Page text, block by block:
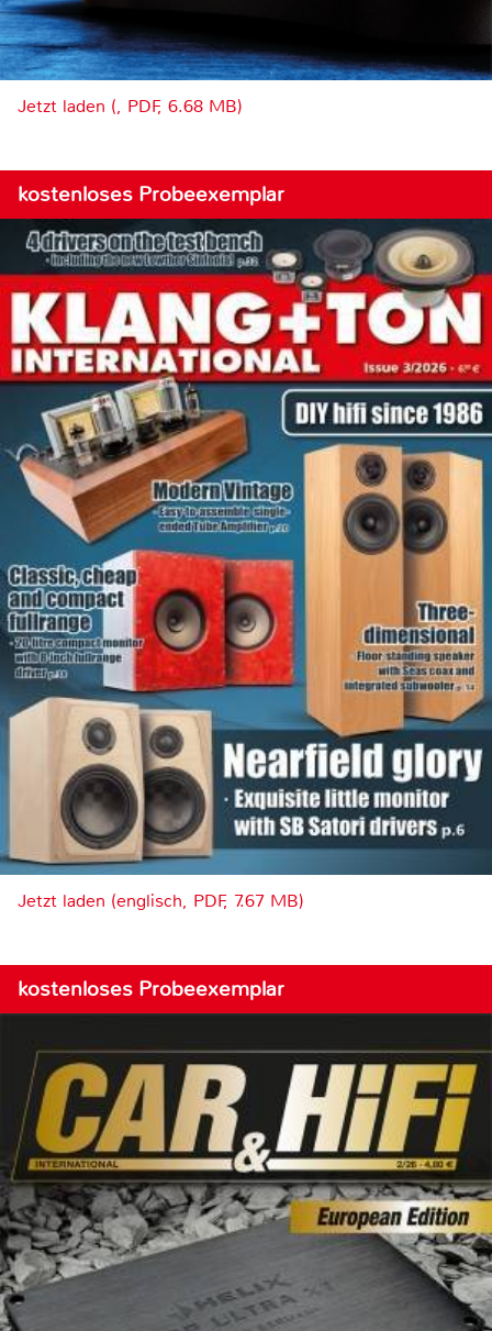
Jetzt laden (, PDF, 6.68 MB)
kostenloses Probeexemplar
Jetzt laden (englisch, PDF, 7.67 MB)
kostenloses Probeexemplar